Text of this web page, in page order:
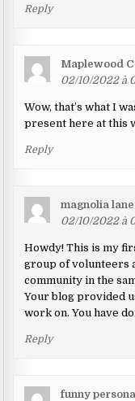
Reply
Maplewood
02/10/2022 à
Wow, that’s what I
present here at this
Reply
magnolia
02/10/2022 à
Howdy! This is my
group of volunteers
community in the
Your blog provided
work on. You have
Reply
funny